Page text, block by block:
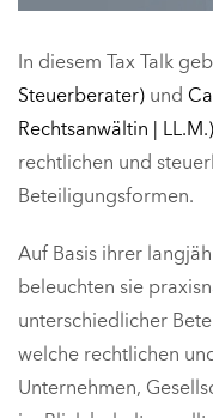
In diesem Tax Talk
Steuerberater) und
Rechtsanwältin | LL.M.)
rechtlichen und
Beteiligungsformen.
Auf Basis ihrer
beleuchten sie
unterschiedlicher
welche rechtlichen
Unternehmen,